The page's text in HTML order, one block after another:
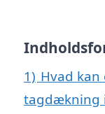
1) Hvad kan
tagdækning